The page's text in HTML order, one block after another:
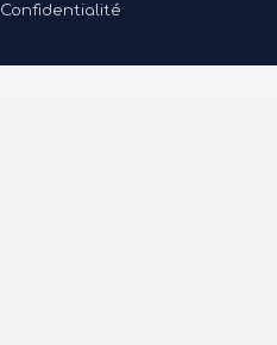
Confidentialité